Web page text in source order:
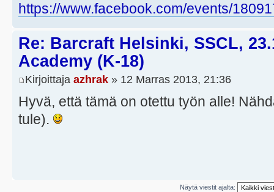
https://www.facebook.com/events/
Re: Barcraft Helsinki, SSCL,
Academy (K-18)
Kirjoittaja azhrak » 12 Marras 2013, 21:36
Hyvä, että tämä on otettu työn alle!
tule).
Näytä viestit ajalta: